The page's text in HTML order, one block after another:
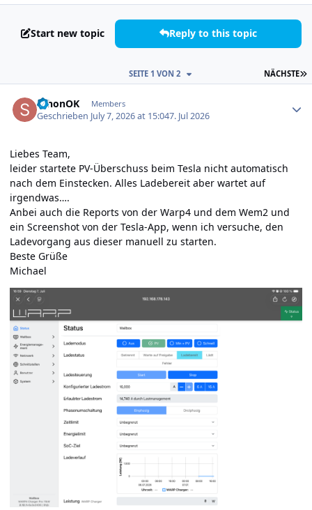
Start new topic Reply to this topic
NÄCHSTE
SEITE 1 VON 2
schonOK Members
Geschrieben July 7, 2026 at 15:047. Jul 2026
Liebes Team,
leider startete PV-Überschuss beim Tesla nicht automatisch
nach dem Einstecken. Alles Ladebereit aber wartet auf
irgendwas….
Anbei auch die Reports von der Warp4 und dem Wem2 und
ein Screenshot von der Tesla-App, wenn ich versuche, den
Ladevorgang aus dieser manuell zu starten.
Beste Grüße
Michael